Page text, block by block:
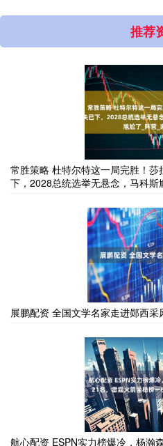
推荐
常胜策略 杜特尔特这一局完胜！
下，2028总统选举无悬念，马科
展鹏配资 全国文学名家走进郧西采
航心配资 ESPN实力榜爆冷，杨瀚